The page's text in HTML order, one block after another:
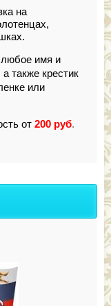
на
имя и
также крестик
или
от 200 руб.